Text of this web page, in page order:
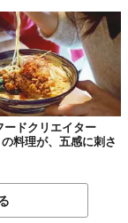
だ。
ードクリエイター
の料理が、五感に刺さ